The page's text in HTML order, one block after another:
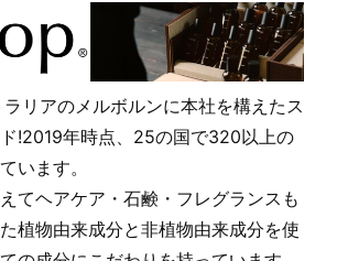
リアのメルボルンに本社を構えたス
!2019年時点、25の国で320以上の
います。
てヘアケア・石鹸・フレグランスも
植物由来成分と非植物由来成分を使